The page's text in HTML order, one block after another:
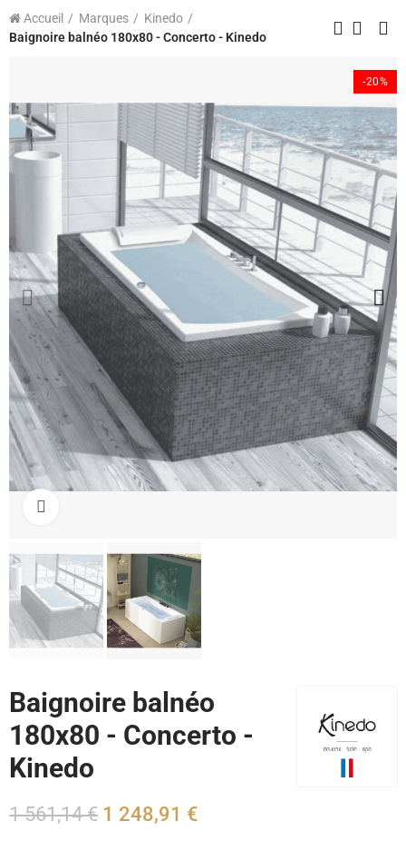
Accueil Marques
Kinedo
Baignoire balnéo 180x80 - Concerto - Kinedo
-20%
Baignoire balnéo
180x80 - Concerto -
Kinedo
1 561,14 € 1 248,91 €